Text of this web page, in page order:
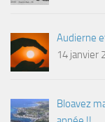
Audierne
14 janvier
Bloavez